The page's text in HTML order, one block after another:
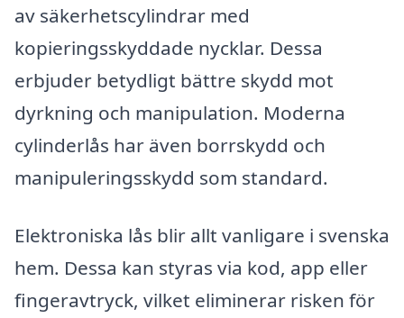
av säkerhetscylindrar med
kopieringsskyddade nycklar. Dessa
erbjuder betydligt bättre skydd mot
dyrkning och manipulation. Moderna
cylinderlås har även borrskydd och
manipuleringsskydd som standard.
Elektroniska lås blir allt vanligare i svenska
hem. Dessa kan styras via kod, app eller
fingeravtryck, vilket eliminerar risken för